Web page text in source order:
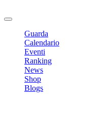
Guarda
Calendario
Eventi
Ranking
News
Shop
Blogs